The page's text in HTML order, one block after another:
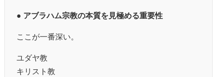
● アブラハム宗教の本質を見極める重要性
ここが一番深い。
ユダヤ教
キリスト教